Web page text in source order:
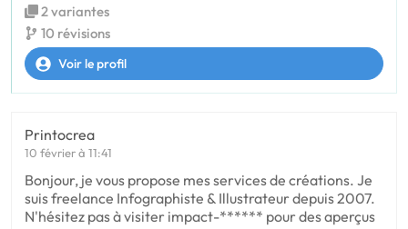
2 variantes
10 révisions
Voir le profil
Printocrea
10 février à 11:41
Bonjour, je vous propose mes services de créations. Je
suis freelance Infographiste & Illustrateur depuis 2007.
N'hésitez pas à visiter impact-****** pour des aperçus